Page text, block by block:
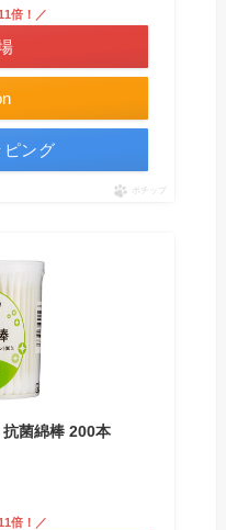
倍！／
ピング
ポチップ
菌綿棒 200本
倍！／